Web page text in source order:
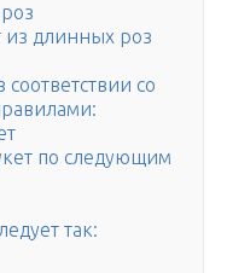
из длинных роз
со
по следующим
так: